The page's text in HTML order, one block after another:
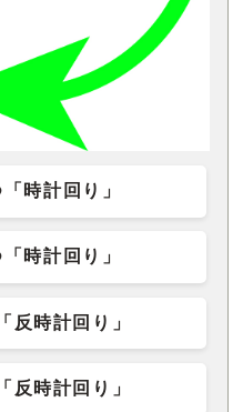
時計回り」
時計回り」
反時計回り」
反時計回り」